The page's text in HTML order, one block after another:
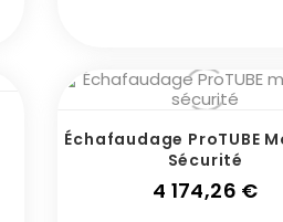
Échafaudage ProTUBE
Sécurité
4 174,26 €